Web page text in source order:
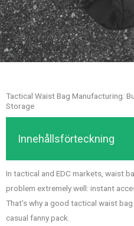
Tactical Waist Bag Manufacturing:
Storage
Innehållsförteckning
In tactical and EDC markets, waist
problem extremely well: instant
That’s why a good tactical waist
casual fanny pack.